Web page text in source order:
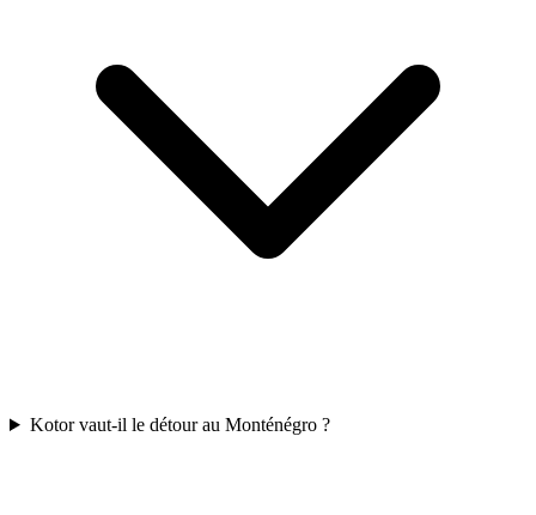
Kotor vaut-il le détour au Monténégro ?